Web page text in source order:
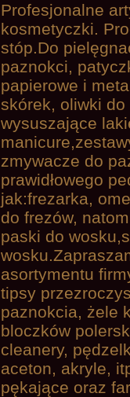
Profesjonalne
kosmetyczki.
stóp.Do
paznokci,
papierowe i
skórek, oliwki
wysuszające
zmywacze do
prawidłowego
jak:frezarka,
do frezów,
paski do
asortymentu
tipsy
paznokcia, żele
bloczków
cleanery,
aceton, akryle,
pękające oraz